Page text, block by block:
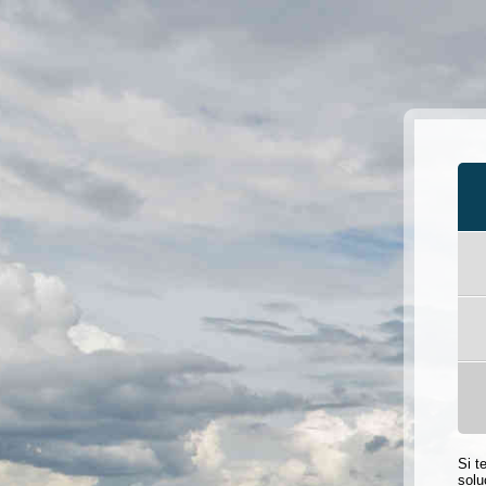
Si